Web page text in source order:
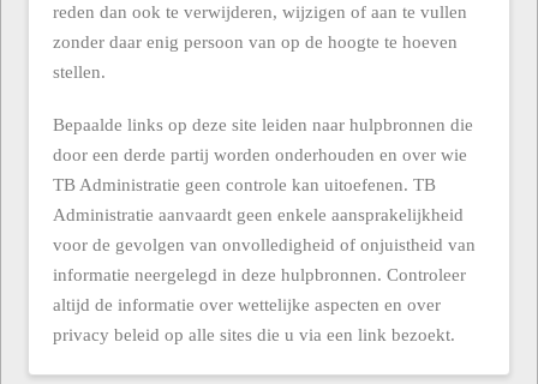
reden dan ook te verwijderen, wijzigen of aan te vullen
zonder daar enig persoon van op de hoogte te hoeven
stellen.
Bepaalde links op deze site leiden naar hulpbronnen die
door een derde partij worden onderhouden en over wie
TB Administratie geen controle kan uitoefenen. TB
Administratie aanvaardt geen enkele aansprakelijkheid
voor de gevolgen van onvolledigheid of onjuistheid van
informatie neergelegd in deze hulpbronnen. Controleer
altijd de informatie over wettelijke aspecten en over
privacy beleid op alle sites die u via een link bezoekt.